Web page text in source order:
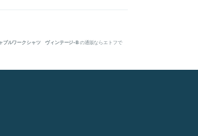
ブルワークシャツ ヴィンテージ-Bの通販ならエトフで